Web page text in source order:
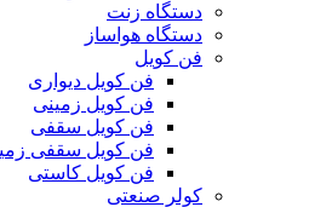
دستگاه زنت
دستگاه هواساز
فن کویل
فن کویل دیواری
فن کویل زمینی
فن کویل سقفی
فن کویل سقفی
فن کویل کاستی
کولر صنعتی